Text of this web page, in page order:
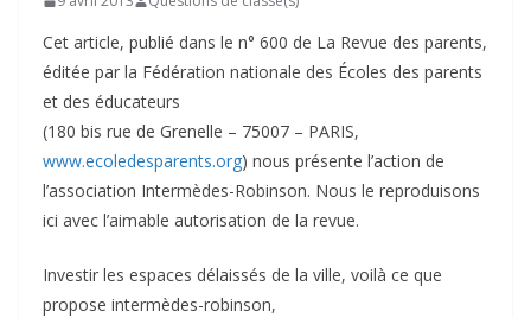
Cet article, publié dans le n° 600 de La Revue des parents,
éditée par la Fédération nationale des Écoles des parents
et des éducateurs
(180 bis rue de Grenelle – 75007 – PARIS,
www.ecoledesparents.org) nous présente l’action de
l’association Intermèdes-Robinson. Nous le reproduisons
ici avec l’aimable autorisation de la revue.
Investir les espaces délaissés de la ville, voilà ce que
propose intermèdes-robinson,